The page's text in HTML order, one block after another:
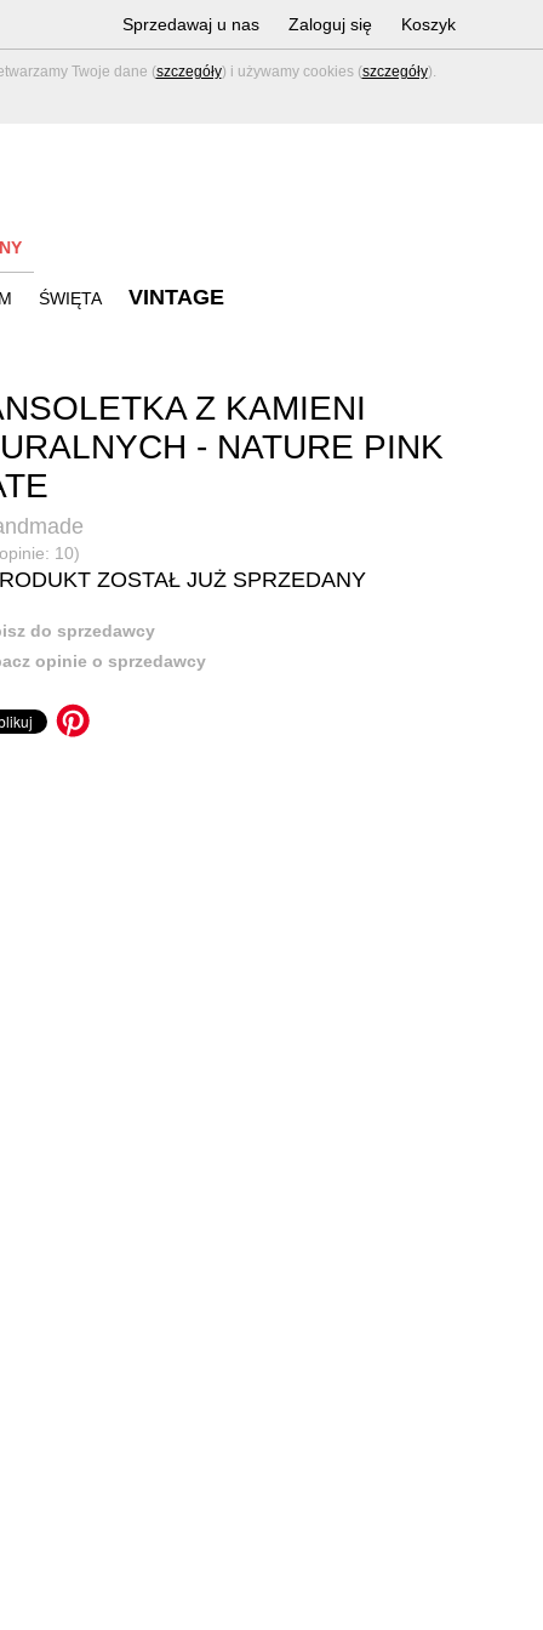
Twoje dane (szczegóły) i używamy cookies (szczegóły).
Sprzedawaj u nas Zaloguj się Koszyk
ŚWIĘTA VINTAGE
Z KAMIENI
- NATURE PINK
10)
ZOSTAŁ JUŻ SPRZEDANY
do sprzedawcy
opinie o sprzedawcy